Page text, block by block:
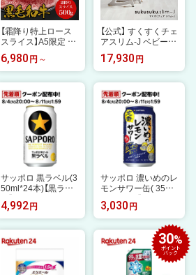
【霜降り特上ロース
スライス】A5限定 黒
毛和牛 すき焼き 最
高ランク A5ランク
サーロイン リブロー
ス500g 1.5kg お中
元 お肉ギフト 牛肉
すきやき 御中元 お
年賀 お歳暮 贈り物
しゃぶしゃぶ 肉 ギ
フト 誕生日 プレゼ
ント お祝い 内祝い
6,980 円
【公式】 すくすくチェ
アスリム-J ベビーチ
ェア 大和屋 yamato
ya ベビー チェア ハ
イチェア 足がつく 7
ヶ月 1歳 長く使える
10歳 食事 お食事チ
ェア ダイニングチェ
ア ベビーチェアー
テーブル付き ベビー
ハイチェア テーブル
取り外し 赤ちゃんい
す 赤ちゃん用椅子
子供椅子
17,930 円
サッポロ 黒ラベル(3
50ml*24本)【黒ラベ
ル】
4,992円
サッポロ 濃いめのレ
モンサワー缶( 350m
l×24本入)【濃いめの
レモンサワー】[チュ
ーハイ レモンサワー
缶チューハイ]
3,030 円
30%
ポイント
バック